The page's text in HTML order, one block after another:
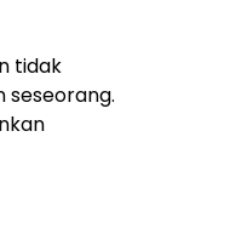
tidak
seseorang.